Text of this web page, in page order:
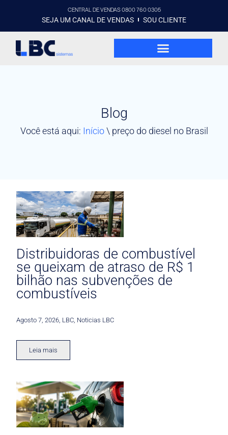
CENTRAL DE VENDAS 0800 760 0305
SEJA UM CANAL DE VENDAS SOU CLIENTE
Blog
Você está aqui: Início\ preço do diesel no Brasil
Distribuidoras de combustível
se queixam de atraso de R$ 1
bilhão nas subvenções de
combustíveis
Agosto 7, 2026 LBC Noticias LBC
Leia mais